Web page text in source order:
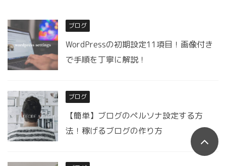
ブログ
WordPressの初期設定11項目！画像付き
で手順を丁寧に解説！
ブログ
【簡単】ブログのペルソナ設定する方
法！稼げるブログの作り方